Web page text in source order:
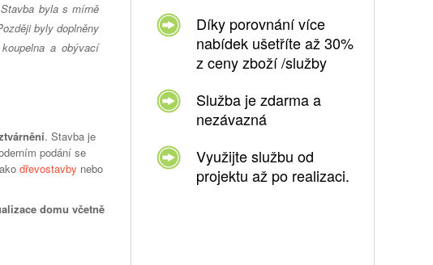
byla s mírně
byly doplněny
a obývací
. Stavba je
podání se
dřevostavby nebo
domu včetně
Díky porovnání více
nabídek ušetříte až 30%
z ceny zboží /služby
Služba je zdarma a
nezávazná
Využijte službu od
projektu až po realizaci.